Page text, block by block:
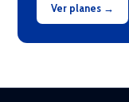
Ver planes →